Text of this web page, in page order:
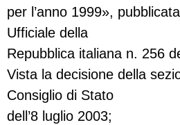
per l’anno 1999»,
Ufficiale della
Repubblica italiana n. 256
Vista la decisione della
Consiglio di Stato
dell’8 luglio 2003;